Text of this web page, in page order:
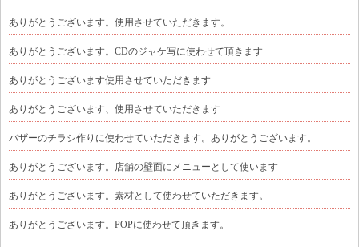
ありがとうございます。使用させていただきます。
ありがとうございます。CDのジャケ写に使わせて頂きます
ありがとうございます使用させていただきます
ありがとうございます、使用させていただきます
バザーのチラシ作りに使わせていただきます。ありがとうございます。
ありがとうございます。店舗の壁面にメニューとして使います
ありがとうございます。素材として使わせていただきます。
ありがとうございます。POPに使わせて頂きます。